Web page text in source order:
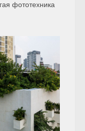
фототехника